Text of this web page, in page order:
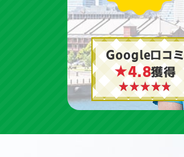
Google口コミ
★4.8獲得